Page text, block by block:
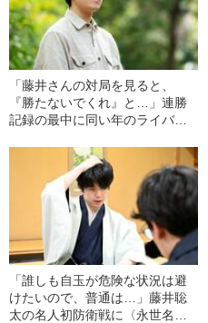
「藤井さんの対局を見ると、
『勝たないでくれ』と…」連勝
記録の最中に同い年のライバル
「誰しも自玉が危険な状況は避
けたいので、普通は…」藤井聡
太の名人初防衛戦に〈永世名